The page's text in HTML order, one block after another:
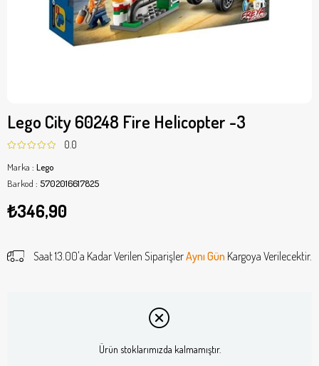
Lego City 60248 Fire Helicopter -3
0.0
Marka : Lego
Barkod : 5702016617825
₺346,90
Saat 13.00'a Kadar Verilen SiparişlerAynı Gün Kargoya Verilecektir.
Ürün stoklarımızda kalmamıştır.